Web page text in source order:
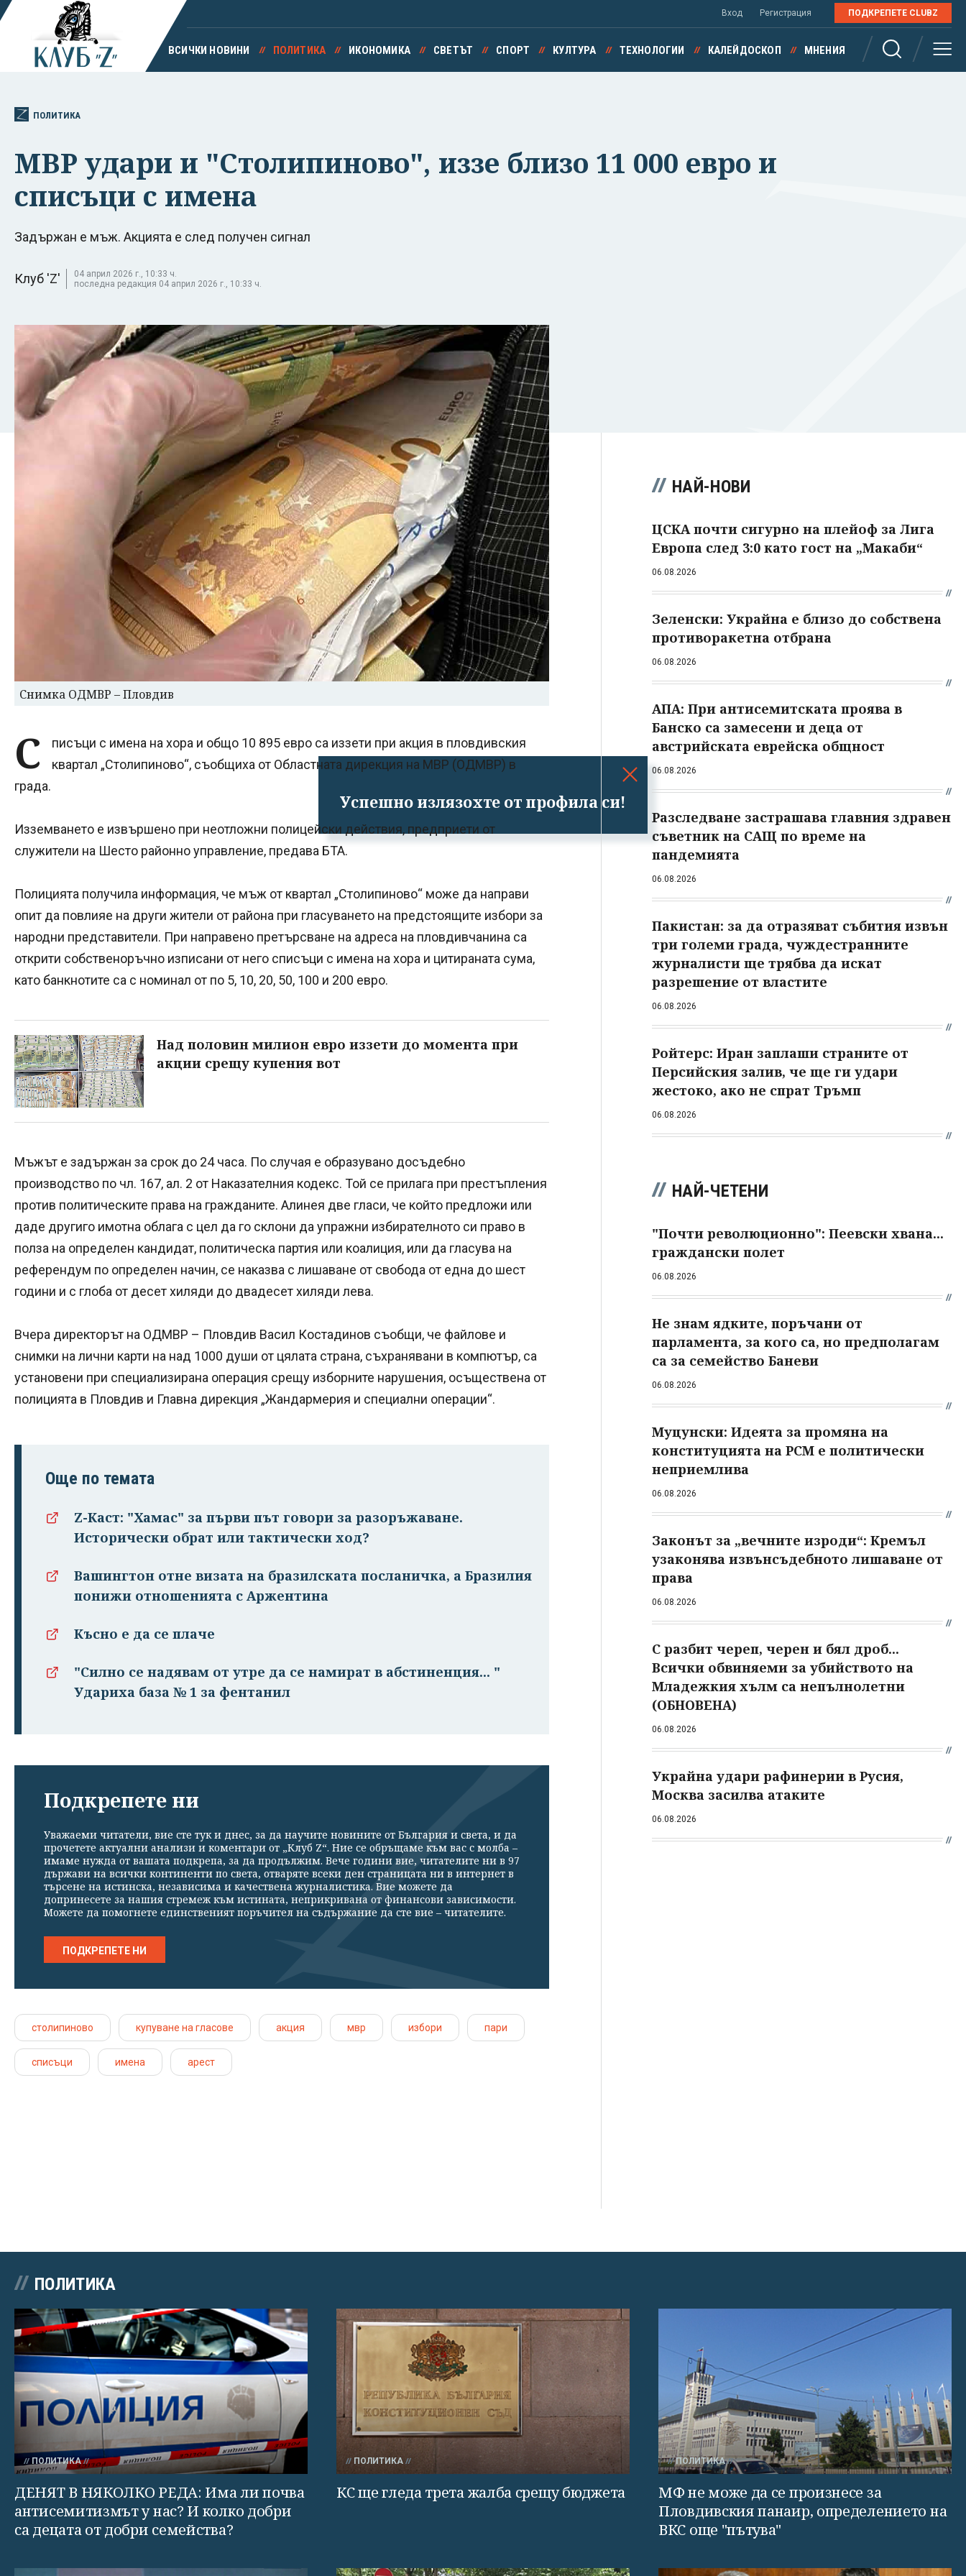
Успешно излязохте от профила си!
Вход Регистрация ПОДКРЕПЕТЕ CLUBZ
ВСИЧКИ НОВИНИ ПОЛИТИКА ИКОНОМИКА СВЕТЪТ СПОРТ КУЛТУРА ТЕХНОЛОГИИ КАЛЕЙДОСКОП МНЕНИЯ
ПОЛИТИКА
МВР удари и "Столипиново", иззе близо 11 000 евро и
списъци с имена
Задържан е мъж. Акцията е след получен сигнал
Клуб 'Z'
04 април 2026 г., 10:33 ч.
последна редакция 04 април 2026 г., 10:33 ч.
Снимка ОДМВР – Пловдив
С
писъци с имена на хора и общо 10 895 евро са иззети при акция в пловдивския
квартал „Столипиново“, съобщиха от Областната дирекция на МВР (ОДМВР) в
града.
Изземването е извършено при неотложни полицейски действия, предприети от
служители на Шесто районно управление, предава БТА.
Полицията получила информация, че мъж от квартал „Столипиново“ може да направи
опит да повлияе на други жители от района при гласуването на предстоящите избори за
народни представители. При направено претърсване на адреса на пловдивчанина са
открити собственоръчно изписани от него списъци с имена на хора и цитираната сума,
като банкнотите са с номинал от по 5, 10, 20, 50, 100 и 200 евро.
Над половин милион евро иззети до момента при
акции срещу купения вот
Мъжът е задържан за срок до 24 часа. По случая е образувано досъдебно
производство по чл. 167, ал. 2 от Наказателния кодекс. Той се прилага при престъпления
против политическите права на гражданите. Алинея две гласи, че който предложи или
даде другиго имотна облага с цел да го склони да упражни избирателното си право в
полза на определен кандидат, политическа партия или коалиция, или да гласува на
референдум по определен начин, се наказва с лишаване от свобода от една до шест
години и с глоба от десет хиляди до двадесет хиляди лева.
Вчера директорът на ОДМВР – Пловдив Васил Костадинов съобщи, че файлове и
снимки на лични карти на над 1000 души от цялата страна, съхранявани в компютър, са
установени при специализирана операция срещу изборните нарушения, осъществена от
полицията в Пловдив и Главна дирекция „Жандармерия и специални операции“.
Още по темата
Z-Каст: "Хамас" за първи път говори за разоръжаване.
Исторически обрат или тактически ход?
Вашингтон отне визата на бразилската посланичка, а Бразилия
понижи отношенията с Аржентина
Късно е да се плаче
"Силно се надявам от утре да се намират в абстиненция... "
Удариха база № 1 за фентанил
Подкрепете ни
Уважаеми читатели, вие сте тук и днес, за да научите новините от България и света, и да
прочетете актуални анализи и коментари от „Клуб Z“. Ние се обръщаме към вас с молба –
имаме нужда от вашата подкрепа, за да продължим. Вече години вие, читателите ни в 97
държави на всички континенти по света, отваряте всеки ден страницата ни в интернет в
търсене на истинска, независима и качествена журналистика. Вие можете да
допринесете за нашия стремеж към истината, неприкривана от финансови зависимости.
Можете да помогнете единственият поръчител на съдържание да сте вие – читателите.
ПОДКРЕПЕТЕ НИ
столипиново купуване на гласове акция мвр избори пари
списъци имена арест
НАЙ-НОВИ
ЦСКА почти сигурно на плейоф за Лига
Европа след 3:0 като гост на „Макаби“
06.08.2026
Зеленски: Украйна е близо до собствена
противоракетна отбрана
06.08.2026
АПА: При антисемитската проява в
Банско са замесени и деца от
австрийската еврейска общност
06.08.2026
Разследване застрашава главния здравен
съветник на САЩ по време на
пандемията
06.08.2026
Пакистан: за да отразяват събития извън
три големи града, чуждестранните
журналисти ще трябва да искат
разрешение от властите
06.08.2026
Ройтерс: Иран заплаши страните от
Персийския залив, че ще ги удари
жестоко, ако не спрат Тръмп
06.08.2026
НАЙ-ЧЕТЕНИ
"Почти революционно": Пеевски хвана...
граждански полет
06.08.2026
Не знам ядките, поръчани от
парламента, за кого са, но предполагам
са за семейство Баневи
06.08.2026
Муцунски: Идеята за промяна на
конституцията на РСМ е политически
неприемлива
06.08.2026
Законът за „вечните изроди“: Кремъл
узаконява извънсъдебното лишаване от
права
06.08.2026
С разбит череп, черен и бял дроб...
Всички обвиняеми за убийството на
Младежкия хълм са непълнолетни
(ОБНОВЕНА)
06.08.2026
Украйна удари рафинерии в Русия,
Москва засилва атаките
06.08.2026
ПОЛИТИКА
ПОЛИТИКА
ДЕНЯТ В НЯКОЛКО РЕДА: Има ли почва
антисемитизмът у нас? И колко добри
са децата от добри семейства?
ПОЛИТИКА
КС ще гледа трета жалба срещу бюджета
ПОЛИТИКА
МФ не може да се произнесе за
Пловдивския панаир, определението на
ВКС още "пътува"